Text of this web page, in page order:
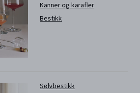
Kanner og karafler
Bestikk
Sølvbestikk